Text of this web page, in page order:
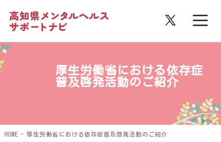
厚生労働省における依存症
普及啓発活動のご紹介
HOME 厚生労働省における依存症普及啓発活動のご紹介